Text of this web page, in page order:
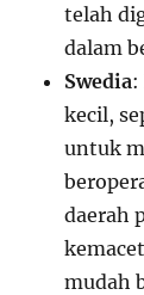
telah
dalam
Swedia:
kecil,
untuk
daerah
mudah